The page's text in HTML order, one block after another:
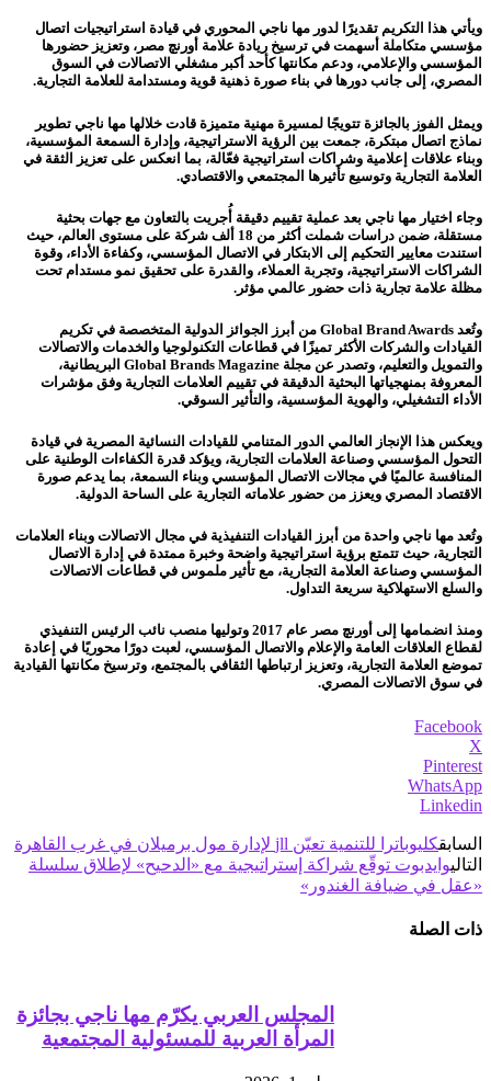
ويأتي هذا التكريم تقديرًا لدور مها ناجي المحوري في قيادة استراتيجيات اتصال
مؤسسي متكاملة أسهمت في ترسيخ ريادة علامة أورنچ مصر، وتعزيز حضورها
المؤسسي والإعلامي، ودعم مكانتها كأحد أكبر مشغلي الاتصالات في السوق
المصري، إلى جانب دورها في بناء صورة ذهنية قوية ومستدامة للعلامة التجارية.
ويمثل الفوز بالجائزة تتويجًا لمسيرة مهنية متميزة قادت خلالها مها ناجي تطوير
نماذج اتصال مبتكرة، جمعت بين الرؤية الاستراتيجية، وإدارة السمعة المؤسسية،
وبناء علاقات إعلامية وشراكات استراتيجية فعّالة، بما انعكس على تعزيز الثقة في
العلامة التجارية وتوسيع تأثيرها المجتمعي والاقتصادي.
وجاء اختيار مها ناجي بعد عملية تقييم دقيقة أُجريت بالتعاون مع جهات بحثية
مستقلة، ضمن دراسات شملت أكثر من 18 ألف شركة على مستوى العالم، حيث
استندت معايير التحكيم إلى الابتكار في الاتصال المؤسسي، وكفاءة الأداء، وقوة
الشراكات الاستراتيجية، وتجربة العملاء، والقدرة على تحقيق نمو مستدام تحت
مظلة علامة تجارية ذات حضور عالمي مؤثر.
وتُعد Global Brand Awards من أبرز الجوائز الدولية المتخصصة في تكريم
القيادات والشركات الأكثر تميزًا في قطاعات التكنولوجيا والخدمات والاتصالات
والتمويل والتعليم، وتصدر عن مجلة Global Brands Magazine البريطانية،
المعروفة بمنهجياتها البحثية الدقيقة في تقييم العلامات التجارية وفق مؤشرات
الأداء التشغيلي، والهوية المؤسسية، والتأثير السوقي.
ويعكس هذا الإنجاز العالمي الدور المتنامي للقيادات النسائية المصرية في قيادة
التحول المؤسسي وصناعة العلامات التجارية، ويؤكد قدرة الكفاءات الوطنية على
المنافسة عالميًا في مجالات الاتصال المؤسسي وبناء السمعة، بما يدعم صورة
الاقتصاد المصري ويعزز من حضور علاماته التجارية على الساحة الدولية.
وتُعد مها ناجي واحدة من أبرز القيادات التنفيذية في مجال الاتصالات وبناء العلامات
التجارية، حيث تتمتع برؤية استراتيجية واضحة وخبرة ممتدة في إدارة الاتصال
المؤسسي وصناعة العلامة التجارية، مع تأثير ملموس في قطاعات الاتصالات
والسلع الاستهلاكية سريعة التداول.
ومنذ انضمامها إلى أورنچ مصر عام 2017 وتوليها منصب نائب الرئيس التنفيذي
لقطاع العلاقات العامة والإعلام والاتصال المؤسسي، لعبت دورًا محوريًا في إعادة
تموضع العلامة التجارية، وتعزيز ارتباطها الثقافي بالمجتمع، وترسيخ مكانتها القيادية
في سوق الاتصالات المصري.
Facebook
X
Pinterest
WhatsApp
Linkedin
السابقكليوباترا للتنمية تعيّن jll لإدارة مول برميلان في غرب القاهرة
التاليوايدبوت توقّع شراكة إستراتيجية مع «الدحيح» لإطلاق سلسلة
«عقل في ضيافة الغندور»
ذات الصلة
المجلس العربي يكرّم مها ناجي بجائزة
المرأة العربية للمسئولية المجتمعية